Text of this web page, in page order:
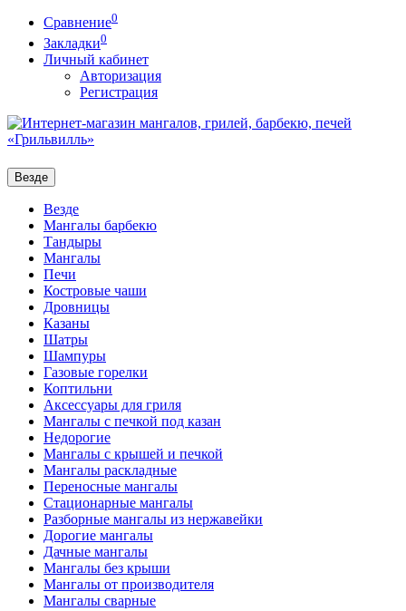
Сравнение0
Закладки0
Личный кабинет
Авторизация
Регистрация
Везде
Везде
Мангалы барбекю
Тандыры
Мангалы
Печи
Костровые чаши
Дровницы
Казаны
Шатры
Шампуры
Газовые горелки
Коптильни
Аксессуары для гриля
Мангалы с печкой под казан
Недорогие
Мангалы с крышей и печкой
Мангалы раскладные
Переносные мангалы
Стационарные мангалы
Разборные мангалы из нержавейки
Дорогие мангалы
Дачные мангалы
Мангалы без крыши
Мангалы от производителя
Мангалы сварные